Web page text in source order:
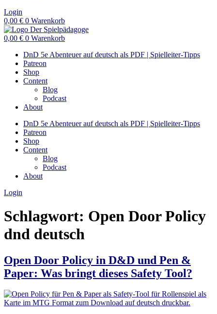
Login
0,00 € 0 Warenkorb
0,00 € 0 Warenkorb
DnD 5e Abenteuer auf deutsch als PDF | Spielleiter-Tipps
Patreon
Shop
Content
Blog
Podcast
About
DnD 5e Abenteuer auf deutsch als PDF | Spielleiter-Tipps
Patreon
Shop
Content
Blog
Podcast
About
Login
Schlagwort: Open Door Policy
dnd deutsch
Open Door Policy in D&D und Pen &
Paper: Was bringt dieses Safety Tool?